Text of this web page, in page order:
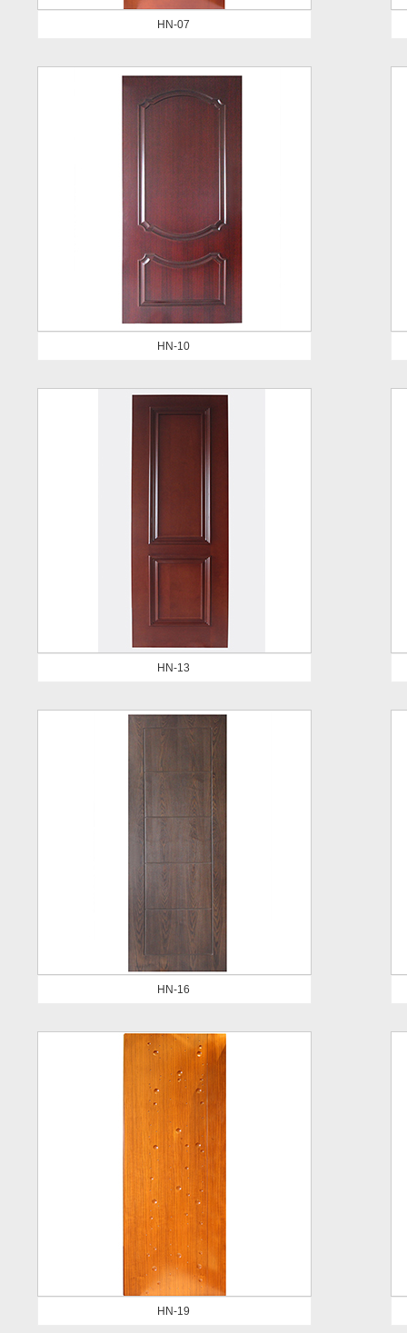
HN-07
HN-10
HN-13
HN-16
HN-19